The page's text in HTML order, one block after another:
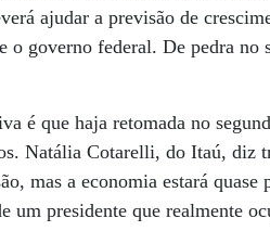
ajudar a previsão de
governo federal. De pedra no
é que haja retomada no
Natália Cotarelli, do Itaú, diz
mas a economia estará quase
presidente que realmente